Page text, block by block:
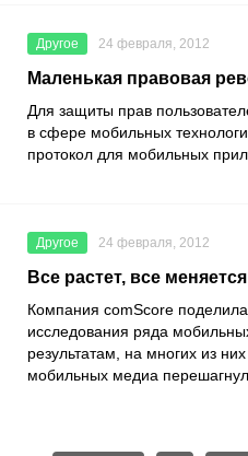
Другое 24 февраля, 2012
Маленькая правовая
Для защиты прав
в сфере мобильных
протокол для мобильных
Другое 24 февраля, 2012
Все растет, все меняется
Компания comScore
исследования ряда
результатам, на многих из
мобильных медиа перешагнул